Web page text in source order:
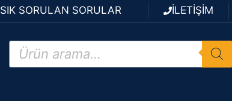
SIK SORULAN SORULAR İLETİŞİM
Products
search